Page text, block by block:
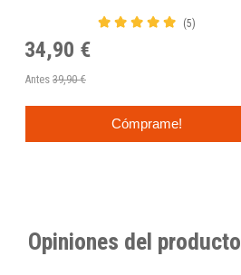
(5)
34,90 €
Antes 39,90 €
Cómprame!
Opiniones del producto